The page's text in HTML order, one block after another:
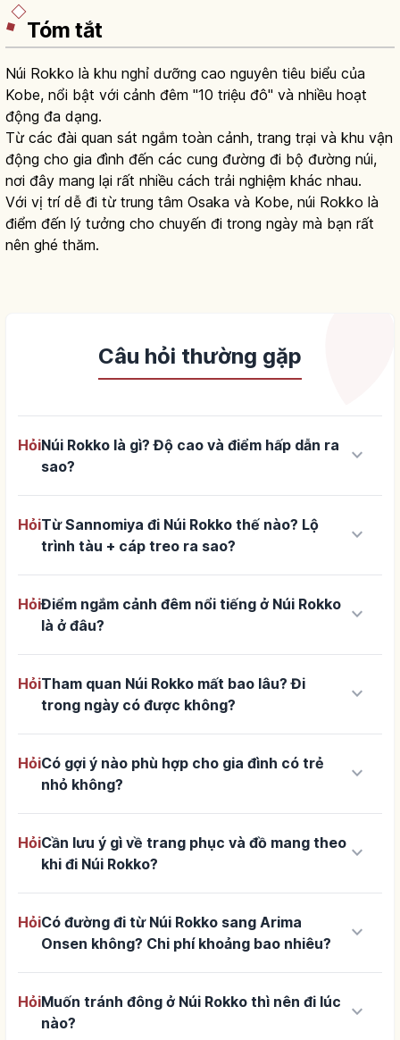
Tóm tắt
Núi Rokko là khu nghỉ dưỡng cao nguyên tiêu biểu của
Kobe, nổi bật với cảnh đêm "10 triệu đô" và nhiều hoạt
động đa dạng.
Từ các đài quan sát ngắm toàn cảnh, trang trại và khu vận
động cho gia đình đến các cung đường đi bộ đường núi,
nơi đây mang lại rất nhiều cách trải nghiệm khác nhau.
Với vị trí dễ đi từ trung tâm Osaka và Kobe, núi Rokko là
điểm đến lý tưởng cho chuyến đi trong ngày mà bạn rất
nên ghé thăm.
Câu hỏi thường gặp
HỏiNúi Rokko là gì? Độ cao và điểm hấp dẫn ra
sao?
keyboard_arrow_down
HỏiTừ Sannomiya đi Núi Rokko thế nào? Lộ
trình tàu + cáp treo ra sao?
keyboard_arrow_down
HỏiĐiểm ngắm cảnh đêm nổi tiếng ở Núi Rokko
là ở đâu?
keyboard_arrow_down
HỏiTham quan Núi Rokko mất bao lâu? Đi
trong ngày có được không?
keyboard_arrow_down
HỏiCó gợi ý nào phù hợp cho gia đình có trẻ
nhỏ không?
keyboard_arrow_down
HỏiCần lưu ý gì về trang phục và đồ mang theo
khi đi Núi Rokko?
keyboard_arrow_down
HỏiCó đường đi từ Núi Rokko sang Arima
Onsen không? Chi phí khoảng bao nhiêu?
keyboard_arrow_down
HỏiMuốn tránh đông ở Núi Rokko thì nên đi lúc
nào?
keyboard_arrow_down